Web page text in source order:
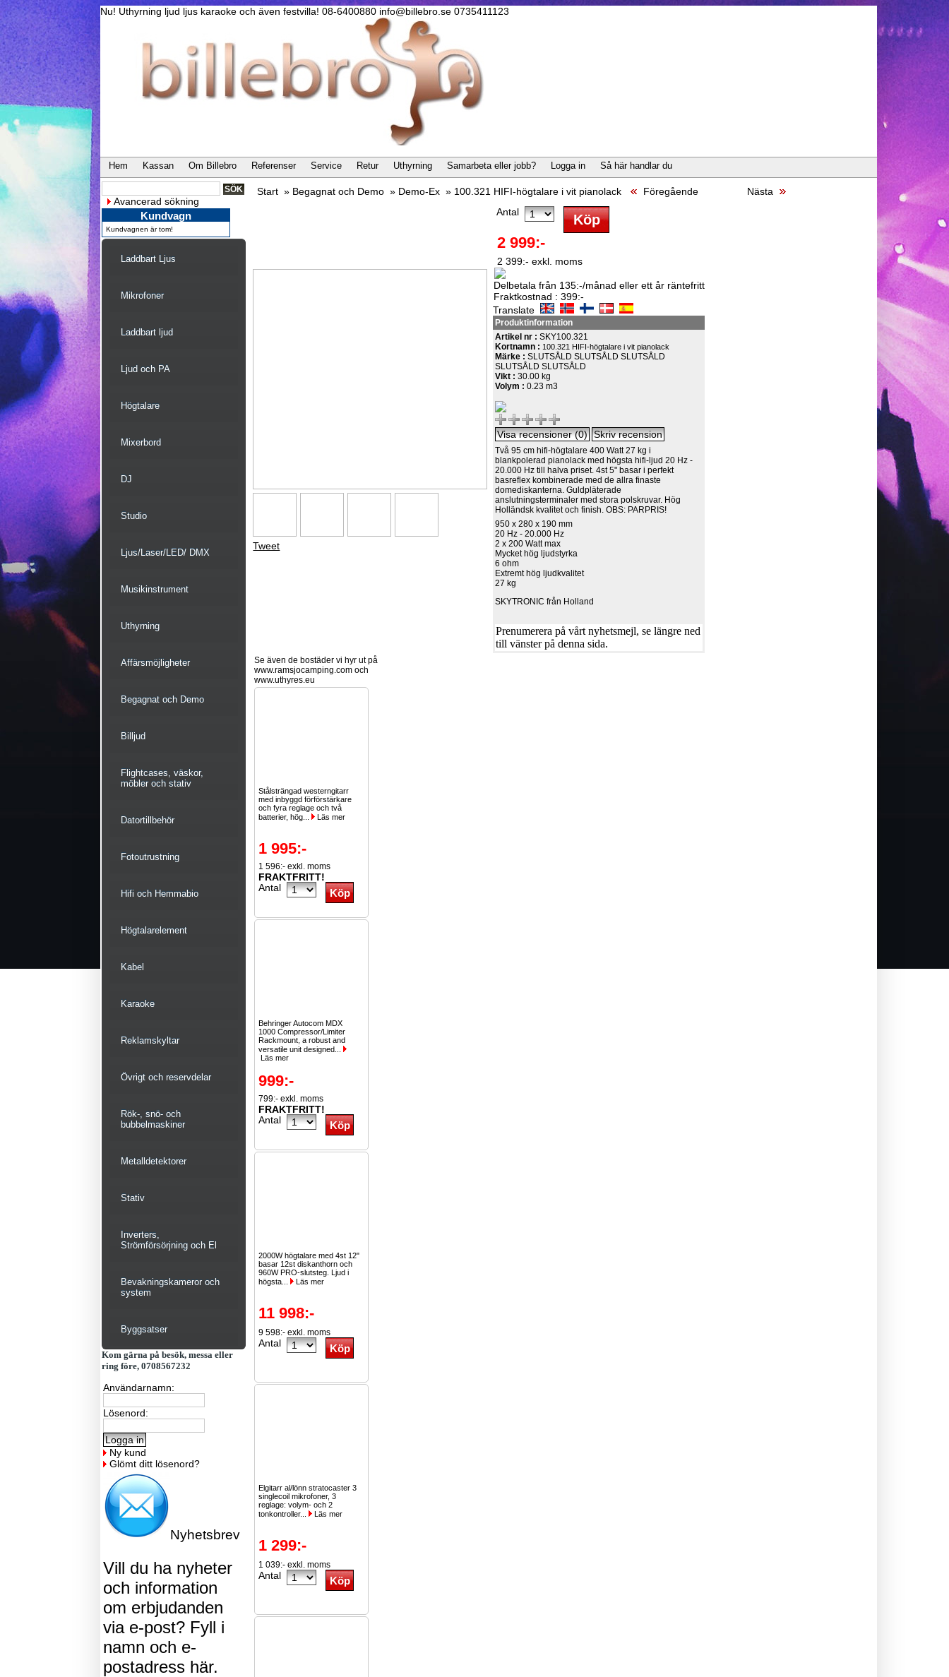
Nu! Uthyrning ljud ljus karaoke och även festvilla! 08-6400880 info@billebro.se 0735411123
Hem Kassan Om Billebro Referenser Service Retur Uthyrning Samarbeta eller jobb? Logga in Så här handlar du
Avancerad sökning
Kundvagn
Kundvagnen är tom!
Laddbart Ljus
Mikrofoner
Laddbart ljud
Ljud och PA
Högtalare
Mixerbord
DJ
Studio
Ljus/Laser/LED/ DMX
Musikinstrument
Uthyrning
Affärsmöjligheter
Begagnat och Demo
Billjud
Flightcases, väskor,
möbler och stativ
Datortillbehör
Fotoutrustning
Hifi och Hemmabio
Högtalarelement
Kabel
Karaoke
Reklamskyltar
Övrigt och reservdelar
Rök-, snö- och
bubbelmaskiner
Metalldetektorer
Stativ
Inverters,
Strömförsörjning och El
Bevakningskameror och
system
Byggsatser
Kom gärna på besök, messa eller
ring före, 0708567232
Användarnamn:
Lösenord:
Ny kund
Glömt ditt lösenord?
Nyhetsbrev
Vill du ha nyheter
och information
om erbjudanden
via e-post? Fyll i
namn och e-
postadress här.
Start » Begagnat och Demo » Demo-Ex » 100.321 HIFI-högtalare i vit pianolack Föregående Nästa
Tweet
Antal
2 999:-
2 399:- exkl. moms
Delbetala från 135:-/månad eller ett år räntefritt
Fraktkostnad : 399:-
Translate
Produktinformation
Artikel nr :SKY100.321
Kortnamn :100.321 HIFI-högtalare i vit pianolack
Märke :SLUTSÅLD SLUTSÅLD SLUTSÅLD
SLUTSÅLD SLUTSÅLD
Vikt :30.00 kg
Volym :0.23 m3
Två 95 cm hifi-högtalare 400 Watt 27 kg i
blankpolerad pianolack med högsta hifi-ljud 20 Hz -
20.000 Hz till halva priset. 4st 5" basar i perfekt
basreflex kombinerade med de allra finaste
domediskanterna. Guldpläterade
anslutningsterminaler med stora polskruvar. Hög
Holländsk kvalitet och finish. OBS: PARPRIS!
950 x 280 x 190 mm
20 Hz - 20.000 Hz
2 x 200 Watt max
Mycket hög ljudstyrka
6 ohm
Extremt hög ljudkvalitet
27 kg
SKYTRONIC från Holland
Prenumerera på vårt nyhetsmejl, se längre ned
till vänster på denna sida.
Se även de bostäder vi hyr ut på
www.ramsjocamping.com och
www.uthyres.eu
Stålsträngad westerngitarr
med inbyggd förförstärkare
och fyra reglage och två
batterier, hög...
Läs mer
1 995:-
1 596:- exkl. moms
FRAKTFRITT!
Antal
Behringer Autocom MDX
1000 Compressor/Limiter
Rackmount, a robust and
versatile unit designed...
Läs mer
999:-
799:- exkl. moms
FRAKTFRITT!
Antal
2000W högtalare med 4st 12"
basar 12st diskanthorn och
960W PRO-slutsteg. Ljud i
högsta...
Läs mer
11 998:-
9 598:- exkl. moms
Antal
Elgitarr al/lönn stratocaster 3
singlecoil mikrofoner, 3
reglage: volym- och 2
tonkontroller...
Läs mer
1 299:-
1 039:- exkl. moms
Antal